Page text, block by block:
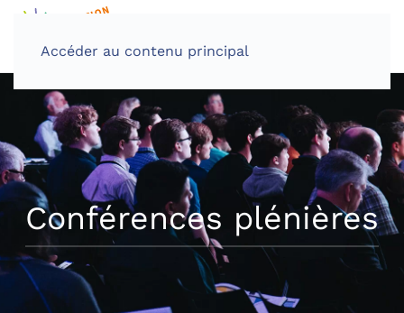
Accéder au contenu principal
Conférences plénières